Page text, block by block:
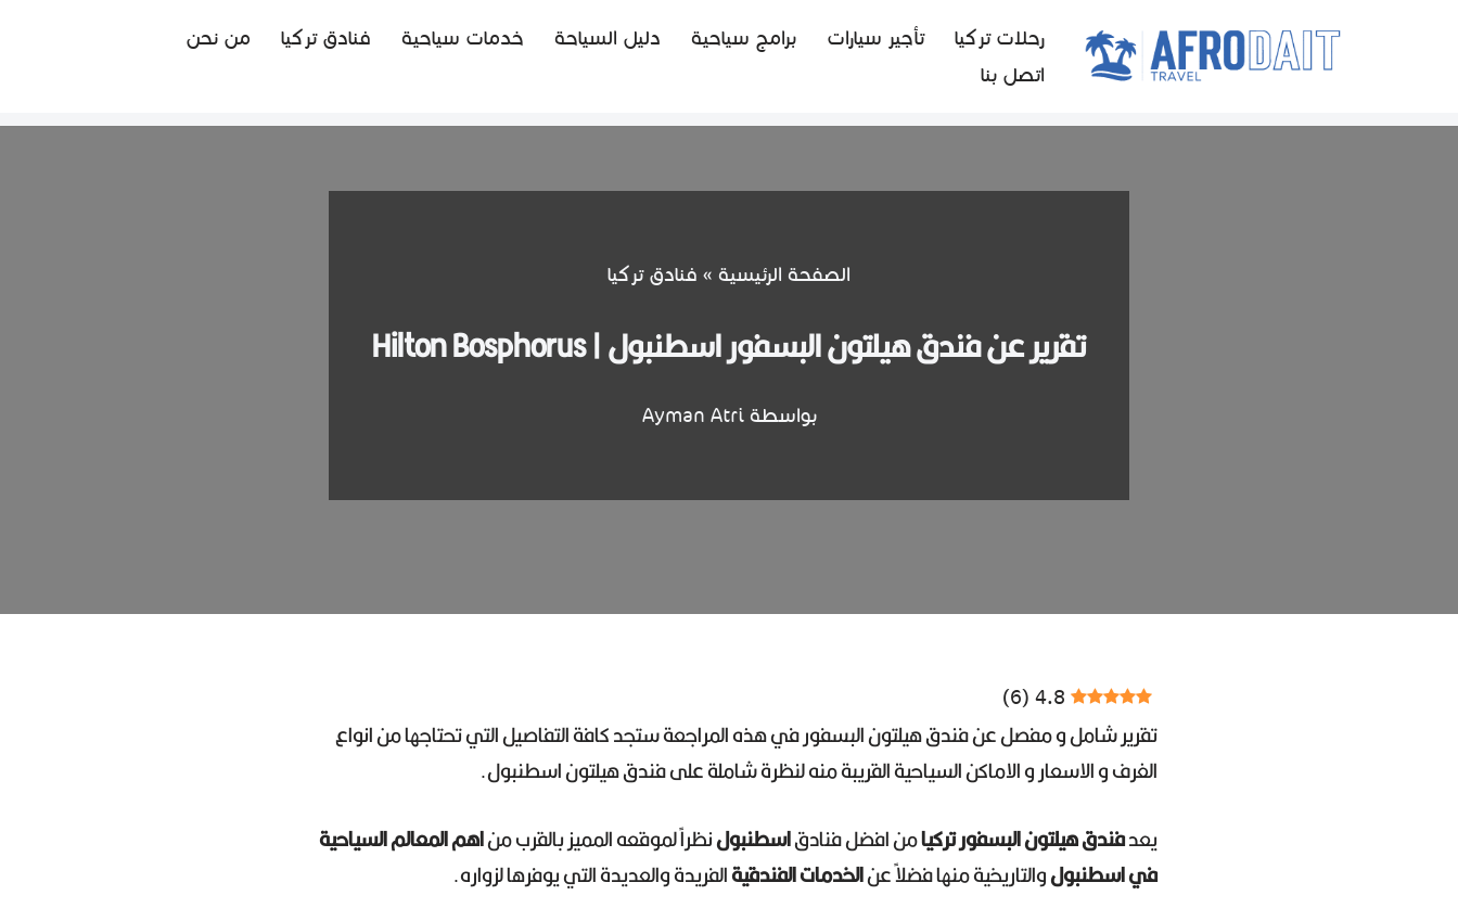
رحلات تركيا تأجير سيارات برامج سياحية دليل السياحة خدمات سياحية فنادق تركيا
من نحن
اتصل بنا
الصفحة الرئيسية » فنادق تركيا
تقرير عن فندق هيلتون البسفور اسطنبول | Hilton Bosphorus
بواسطةAyman Atri
4.8
(
6
)
تقرير شامل و مفصل عن فندق هيلتون البسفور في هذه المراجعة ستجد كافة التفاصيل التي تحتاجها من انواع
الغرف و الاسعار و الاماكن السياحية القريبة منه لنظرة شاملة على فندق هيلتون اسطنبول.
يعدفندق هيلتون البسفور تركيامن افضل فنادقاسطنبولنظراً لموقعه المميز بالقرب مناهم المعالم السياحية
في اسطنبولوالتاريخية منها فضلاً عنالخدمات الفندقيةالفريدة والعديدة التي يوفرها لزواره.